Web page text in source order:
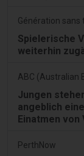
Génération sans
Spielerische
weiterhin
Jungen
angeblich
Einatmen von
PerthNow